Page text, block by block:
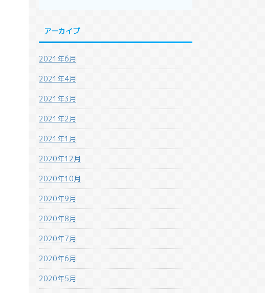
アーカイブ
2021年6月
2021年4月
2021年3月
2021年2月
2021年1月
2020年12月
2020年10月
2020年9月
2020年8月
2020年7月
2020年6月
2020年5月